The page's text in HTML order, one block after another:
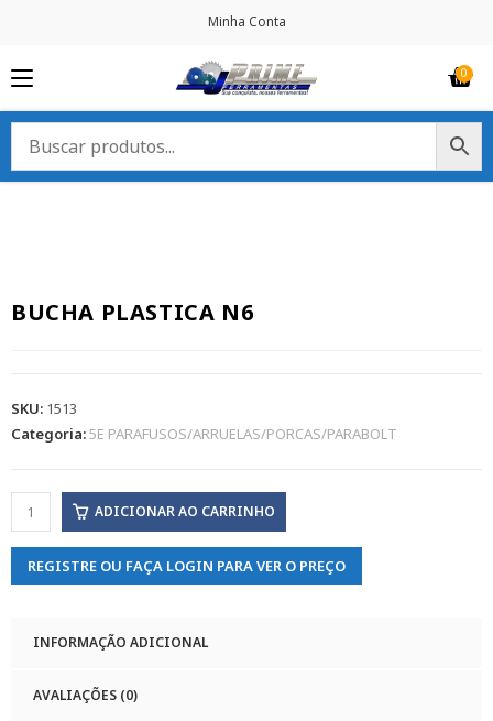
Minha Conta
BUCHA PLASTICA N6
SKU: 1513
Categoria:5E PARAFUSOS/ARRUELAS/PORCAS/PARABOLT
ADICIONAR AO CARRINHO
REGISTRE OU FAÇA LOGIN PARA VER O PREÇO
INFORMAÇÃO ADICIONAL
AVALIAÇÕES (0)